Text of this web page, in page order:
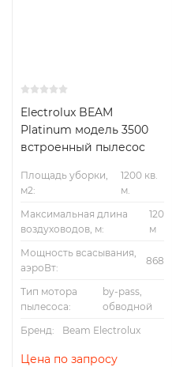
Electrolux BEAM
Platinum модель 3500
встроенный пылесос
Площадь уборки,
м2:
1200 кв.
м.
Максимальная длина
воздуховодов, м:
120
м
Мощность всасывания,
аэроВт:
868
Тип мотора
пылесоса:
by-pass,
обводной
Бренд:
Beam Electrolux
Цена по запросу